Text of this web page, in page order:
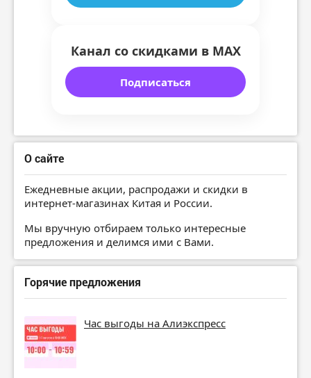
Канал со скидками в MAX
Подписаться
О сайте
Ежедневные акции, распродажи и скидки в
интернет-магазинах Китая и России.
Мы вручную отбираем только интересные
предложения и делимся ими с Вами.
Горячие предложения
Час выгоды на Алиэкспресс